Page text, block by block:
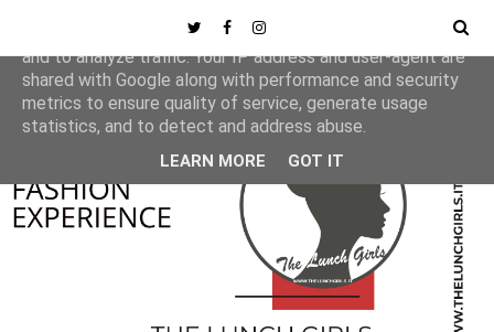
This site uses cookies from Google to deliver its services
and to analyze traffic. Your IP address and user-agent are
shared with Google along with performance and security
metrics to ensure quality of service, generate usage
statistics, and to detect and address abuse.
LEARN MORE GOT IT